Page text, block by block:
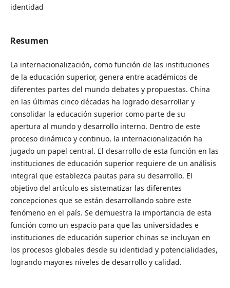
identidad
Resumen
La internacionalización, como función de las instituciones
de la educación superior, genera entre académicos de
diferentes partes del mundo debates y propuestas. China
en las últimas cinco décadas ha logrado desarrollar y
consolidar la educación superior como parte de su
apertura al mundo y desarrollo interno. Dentro de este
proceso dinámico y continuo, la internacionalización ha
jugado un papel central. El desarrollo de esta función en las
instituciones de educación superior requiere de un análisis
integral que establezca pautas para su desarrollo. El
objetivo del artículo es sistematizar las diferentes
concepciones que se están desarrollando sobre este
fenómeno en el país. Se demuestra la importancia de esta
función como un espacio para que las universidades e
instituciones de educación superior chinas se incluyan en
los procesos globales desde su identidad y potencialidades,
logrando mayores niveles de desarrollo y calidad.